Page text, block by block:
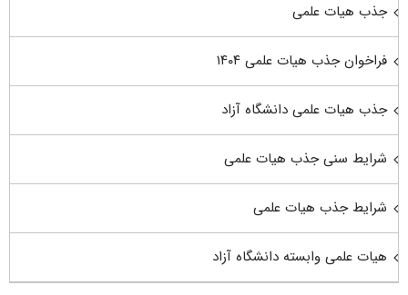
جذب هیات علمی
فراخوان جذب هیات علمی ۱۴۰۴
جذب هیات علمی دانشگاه آزاد
شرایط سنی جذب هیات علمی
شرایط جذب هیات علمی
هیات علمی وابسته دانشگاه آزاد